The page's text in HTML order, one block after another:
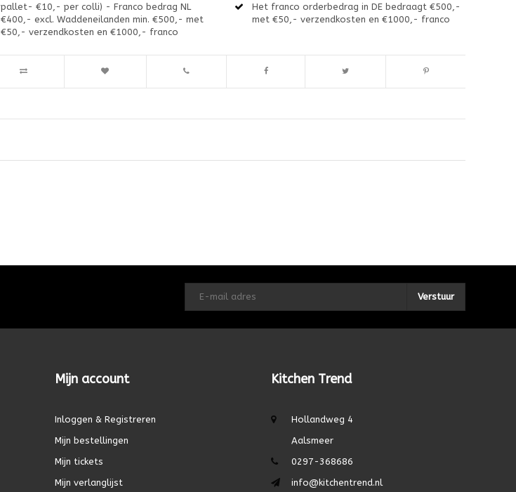
pallet- €10,- per colli) - Franco bedrag NL
€400,- excl. Waddeneilanden min. €500,- met
€50,- verzendkosten en €1000,- franco
Het franco orderbedrag in DE bedraagt €500,-
met €50,- verzendkosten en €1000,- franco
Verstuur
Mijn account
Inloggen & Registreren
Mijn bestellingen
Mijn tickets
Mijn verlanglijst
Kitchen Trend
Hollandweg 4
Aalsmeer
0297-368686
info@kitchentrend.nl